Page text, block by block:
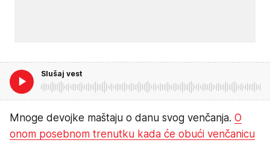
Slušaj vest
Mnoge devojke maštaju o danu svog venčanja. O
onom posebnom trenutku kada će obući venčanicu